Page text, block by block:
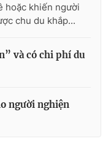
hoặc khiến người
chu du khắp...
và có chi phí du
người nghiện